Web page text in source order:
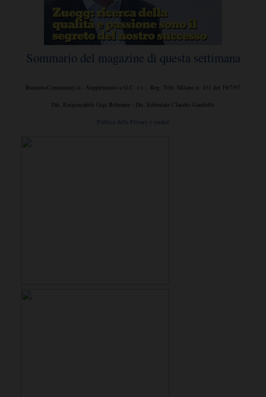
Sommario del magazine di questa settimana
BusinessCommunity.it - Supplemento a G.C. e t. - Reg. Trib. Milano n. 431 del 19/7/97
Dir. Responsabile Gigi Beltrame - Dir. Editoriale Claudio Gandolfo
Politica della Privacy e cookie